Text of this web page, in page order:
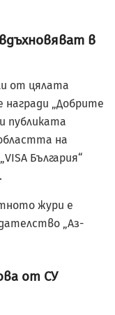
в
от цялата
„Добрите
публиката
на
България“
жури е
„Аз-
от СУ